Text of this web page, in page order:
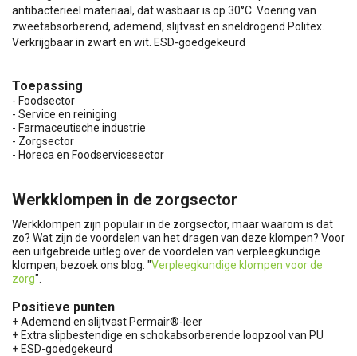
antibacterieel materiaal, dat wasbaar is op 30°C. Voering van
zweetabsorberend, ademend, slijtvast en sneldrogend Politex.
Verkrijgbaar in zwart en wit. ESD-goedgekeurd
Toepassing
- Foodsector
- Service en reiniging
- Farmaceutische industrie
- Zorgsector
- Horeca en Foodservicesector
Werkklompen in de zorgsector
Werkklompen zijn populair in de zorgsector, maar waarom is dat
zo? Wat zijn de voordelen van het dragen van deze klompen? Voor
een uitgebreide uitleg over de voordelen van verpleegkundige
klompen, bezoek ons blog: "Verpleegkundige klompen voor de
zorg".
Positieve punten
+ Ademend en slijtvast Permair®-leer
+ Extra slipbestendige en schokabsorberende loopzool van PU
+ ESD-goedgekeurd